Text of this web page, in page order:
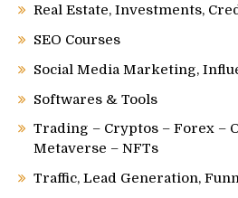
Real Estate, Investments,
SEO Courses
Social Media Marketing,
Softwares & Tools
Trading – Cryptos – Forex –
Metaverse – NFTs
Traffic, Lead Generation,